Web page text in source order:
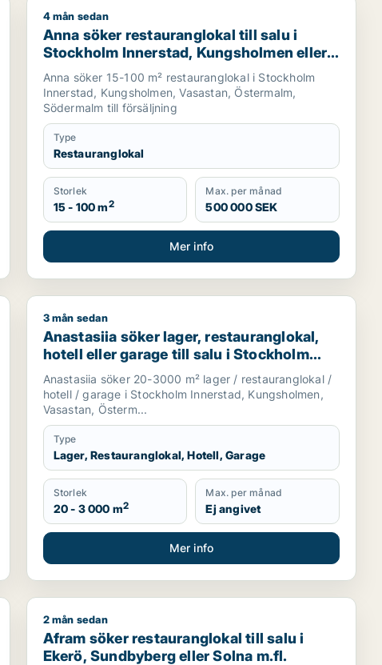
m.fl.
eller Södermalm
Anna söker restauranglokal till salu i Stockholm
4 mån sedan
Anna söker restauranglokal till salu i
Stockholm Innerstad, Kungsholmen eller
Vasastan m.fl.
Anna söker 15-100 m² restauranglokal i Stockholm
Innerstad, Kungsholmen, Vasastan, Östermalm,
Södermalm till försäljning
Type
Restauranglokal
Storlek
15 - 100 m2
Max. per månad
500 000 SEK
Mer info
Kungsholmen eller Vasastan m.fl.
Anastasiia söker lager, restauranglokal, hotell eller
3 mån sedan
Anastasiia söker lager, restauranglokal,
hotell eller garage till salu i Stockholm
Innerstad, Kungsholmen eller Vasastan
m.fl.
Anastasiia söker 20-3000 m² lager / restauranglokal /
hotell / garage i Stockholm Innerstad, Kungsholmen,
Vasastan, Österm...
Type
Lager, Restauranglokal, Hotell, Garage
Storlek
20 - 3 000 m2
Max. per månad
Ej angivet
Mer info
Kungsholmen eller Vasastan m.fl.
Afram söker restauranglokal till salu i Ekerö,
2 mån sedan
Afram söker restauranglokal till salu i
Ekerö, Sundbyberg eller Solna m.fl.